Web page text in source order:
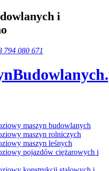
i
794 080 671
maszyn budowlanych
maszyn rolniczych
maszyn leśnych
pojazdów ciężarowych i